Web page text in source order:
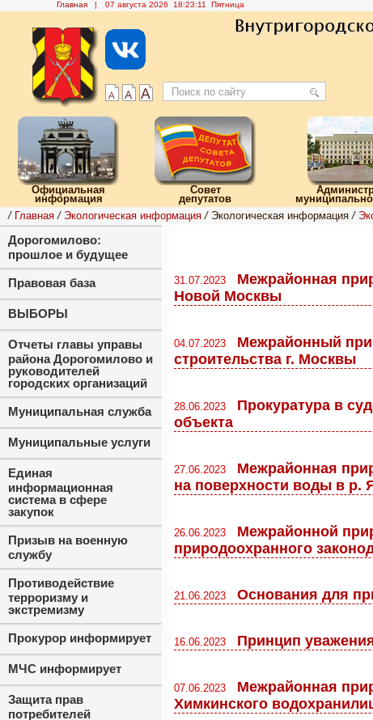
Главная | 07 августа 2026 18:23:11 Пятница
Официальная
информация
Совет
депутатов
/ Главная / Экологическая информация / Экологическая информация /
31.07.2023
Межрайонная
Новой Москвы
04.07.2023
Межрайонный
строительства г. Москвы
28.06.2023
Прокуратура в
объекта
27.06.2023
Межрайонная
на поверхности воды в р.
26.06.2023
Межрайонной
природоохранного
21.06.2023 Основания для
16.06.2023 Принцип
07.06.2023
Межрайонная
Химкинского
Дорогомилово:
прошлое и будущее
Правовая база
ВЫБОРЫ
Отчеты главы управы
района Дорогомилово и
руководителей
городских организаций
Муниципальная служба
Муниципальные услуги
Единая
информационная
система в сфере
закупок
Призыв на военную
службу
Противодействие
терроризму и
экстремизму
Прокурор информирует
МЧС информирует
Защита прав
потребителей